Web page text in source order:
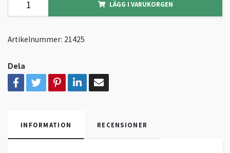
LÄGG I VARUKORGEN
Artikelnummer: 21425
Dela
INFORMATION RECENSIONER